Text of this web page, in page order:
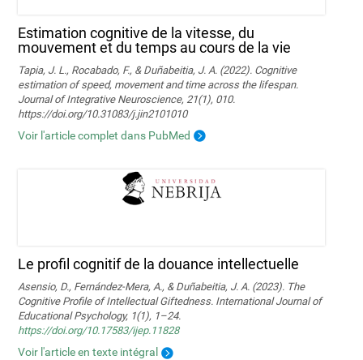
Estimation cognitive de la vitesse, du
mouvement et du temps au cours de la vie
Tapia, J. L., Rocabado, F., & Duñabeitia, J. A. (2022). Cognitive
estimation of speed, movement and time across the lifespan.
Journal of Integrative Neuroscience, 21(1), 010.
https://doi.org/10.31083/j.jin2101010
Voir l'article complet dans PubMed
Le profil cognitif de la douance intellectuelle
Asensio, D., Fernández-Mera, A., & Duñabeitia, J. A. (2023). The
Cognitive Profile of Intellectual Giftedness. International Journal of
Educational Psychology, 1(1), 1–24.
https://doi.org/10.17583/ijep.11828
Voir l'article en texte intégral